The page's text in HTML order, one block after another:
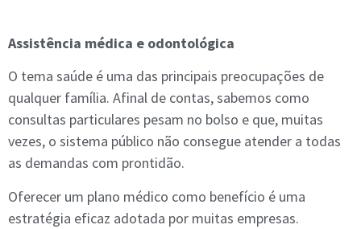
Assistência médica e odontológica
O tema saúde é uma das principais preocupações de
qualquer família. Afinal de contas, sabemos como
consultas particulares pesam no bolso e que, muitas
vezes, o sistema público não consegue atender a todas
as demandas com prontidão.
Oferecer um plano médico como benefício é uma
estratégia eficaz adotada por muitas empresas.